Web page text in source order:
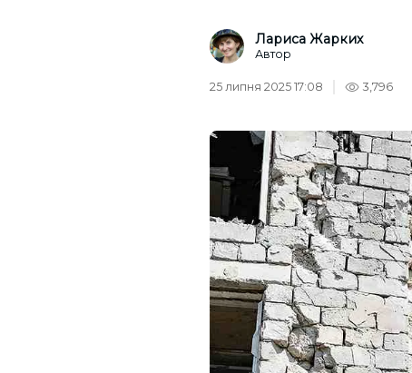
Лариса Жарких
Автор
25 липня 2025 17:08 3,796